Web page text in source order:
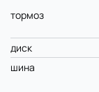
тормоз
диск
шина